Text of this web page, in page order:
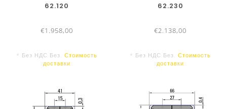
деформации
или конусной гибки
листов с стабильными значениями полок и
углов
стороне рифлёных листов
Отсутствует загрязнение инструмента
62.120
€1.958,00
* Без НДС Без. Стоимость
доставки
62.230
€2.138,00
* Без НДС Без. Стоимость
доставки